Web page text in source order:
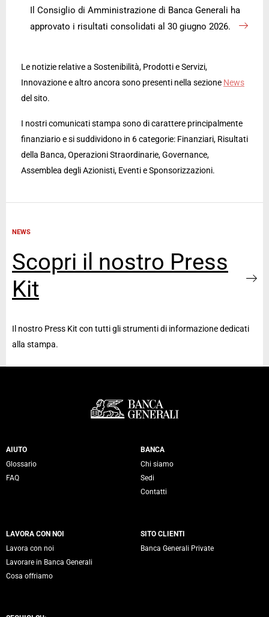
Il Consiglio di Amministrazione di Banca Generali ha
approvato i risultati consolidati al 30 giugno 2026.
Le notizie relative a Sostenibilità, Prodotti e Servizi,
Innovazione e altro ancora sono presenti nella sezione News
del sito.
I nostri comunicati stampa sono di carattere principalmente
finanziario e si suddividono in 6 categorie: Finanziari, Risultati
della Banca, Operazioni Straordinarie, Governance,
Assemblea degli Azionisti, Eventi e Sponsorizzazioni.
NEWS
Scopri il nostro Press
Kit
Il nostro Press Kit con tutti gli strumenti di informazione dedicati
alla stampa.
Servizi Banca Generali
AIUTO
Glossario
FAQ
BANCA
Chi siamo
Sedi
Contatti
LAVORA CON NOI
Lavora con noi
Lavorare in Banca Generali
Cosa offriamo
SITO CLIENTI
Banca Generali Private